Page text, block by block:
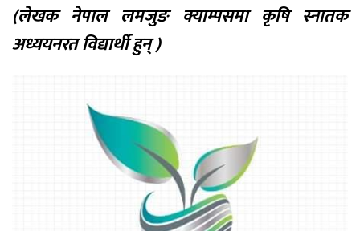
(लेखक नेपाल लमजुङ क्याम्पसमा कृषि स्नातक
अध्ययनरत विद्यार्थी हुन् )